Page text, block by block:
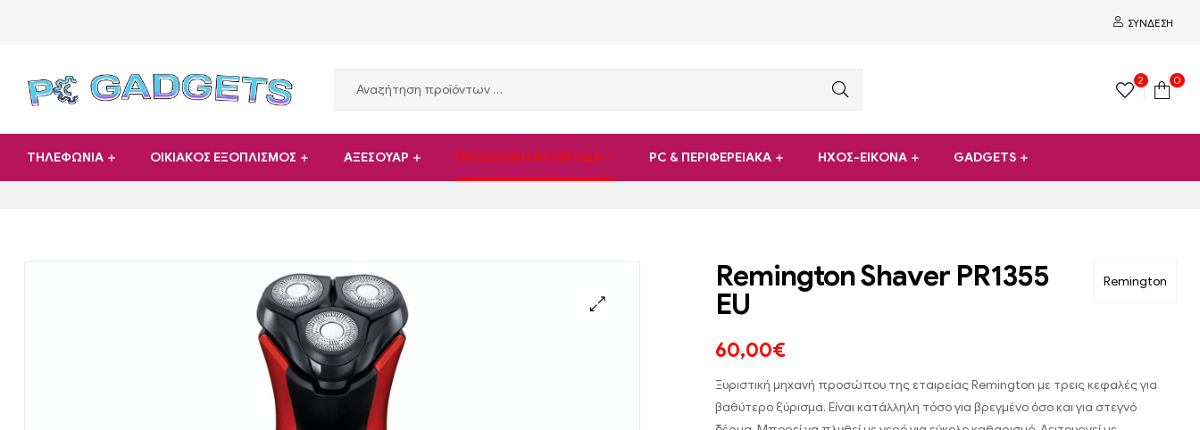
ΣΎΝΔΕΣΗ
PC
Gadgets
2 0
ΤΗΛΕΦΩΝΙΑ ΟΙΚΙΑΚΟΣ ΕΞΟΠΛΙΣΜΟΣ ΑΞΕΣΟΥΑΡ ΠΡΟΣΩΠΙΚΗ ΦΡΟΝΤΙΔΑ PC & ΠΕΡΙΦΕΡΕΙΑΚΑ ΗΧΟΣ-ΕΙΚΟΝΑ GADGETS
Remington
Remington Shaver PR1355
EU
60,00€
Ξυριστική μηχανή προσώπου της εταιρείας Remington με τρεις κεφαλές για
βαθύτερο ξύρισμα. Είναι κατάλληλη τόσο για βρεγμένο όσο και για στεγνό